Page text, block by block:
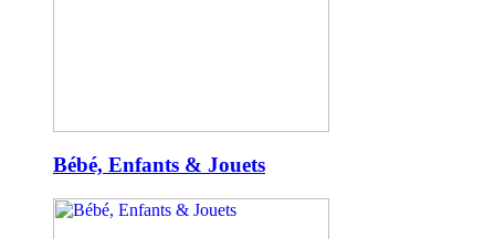
Bébé, Enfants & Jouets